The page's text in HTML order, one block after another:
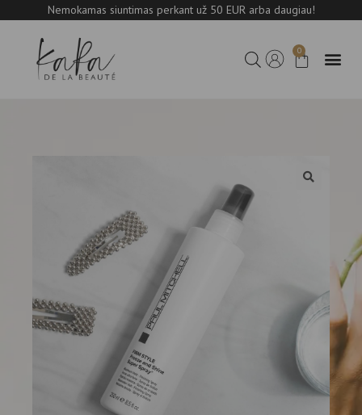
Nemokamas siuntimas perkant už 50 EUR arba daugiau!
0